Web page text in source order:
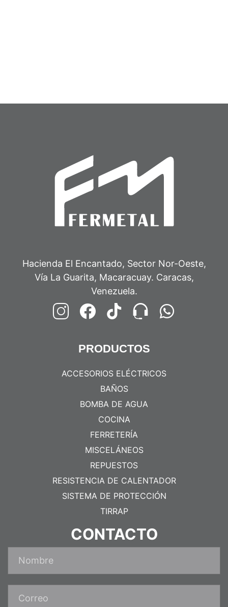
Hacienda El Encantado, Sector Nor-Oeste,
Vía La Guarita, Macaracuay. Caracas,
Venezuela.
PRODUCTOS
ACCESORIOS ELÉCTRICOS
BAÑOS
BOMBA DE AGUA
COCINA
FERRETERÍA
MISCELÁNEOS
REPUESTOS
RESISTENCIA DE CALENTADOR
SISTEMA DE PROTECCIÓN
TIRRAP
CONTACTO